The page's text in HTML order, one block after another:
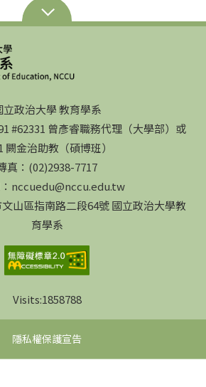
立政治大學 教育學系
#62331 曾彥睿職務代理（大學部）或
闕金治助教（碩博班）
真：(02)2938-7717
nccuedu@nccu.edu.tw
山區指南路二段64號 國立政治大學教
育學系
Visits:1858788
隱私權保護宣告